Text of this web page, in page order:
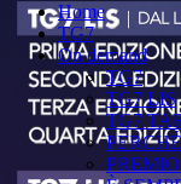
Home
TG7
On demand
TG7
TG7 LIS
TG7